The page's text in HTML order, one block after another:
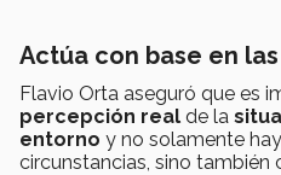
Actúa con base en las
Flavio Orta aseguró que es
percepción real de la
entorno y no solamente
circunstancias, sino también